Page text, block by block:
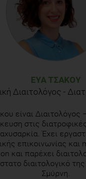
ΕΎΑ ΤΣΆΚΟΥ
Διαιτολόγος -
είναι Διαιτολόγος
στις
Έχει
επικοινωνίας και
και παρέχει
διαιτολογικό
Σμύρνη.